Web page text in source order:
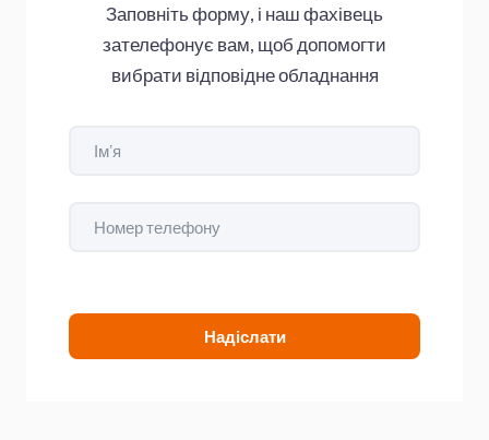
Заповніть форму, і наш фахівець
зателефонує вам, щоб допомогти
вибрати відповідне обладнання
Надіслати